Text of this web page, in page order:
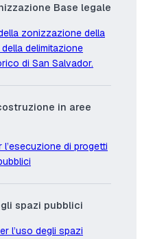
Base legale
zonizzazione della
delimitazione
di San Salvador.
in aree
di progetti
spazi pubblici
l’uso degli spazi